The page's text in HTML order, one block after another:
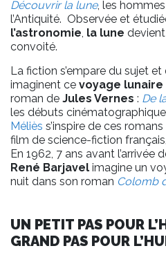
Découvrir la lune, les
l’Antiquité. Observée et
l’astronomie la lune
convoité.
La fiction s’empare du sujet
imaginent ce voyage lunaire
roman de Jules Vernes : De
les débuts
Méliès s’inspire de ces
film de science-fiction français,
En 1962, 7 ans avant l’arrivée
René Barjavel imagine un
nuit dans son roman Colomb
UN PETIT PAS POUR
GRAND PAS POUR